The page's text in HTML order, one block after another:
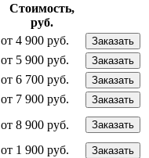
Стоимость,
руб.
от 4 900 руб. Заказать
от 5 900 руб. Заказать
от 6 700 руб. Заказать
от 7 900 руб. Заказать
от 8 900 руб. Заказать
от 1 900 руб. Заказать